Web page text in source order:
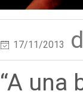
17/11/2013
“A una